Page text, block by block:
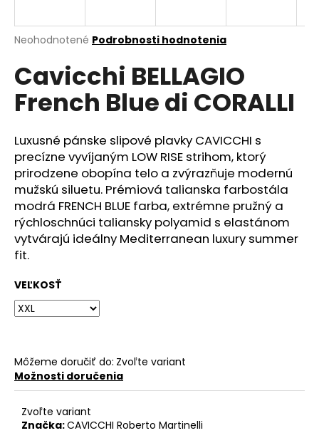
Priemerné
produktu
je
0,0
hviezdičiek.
Neohodnotené Podrobnosti hodnotenia
Cavicchi BELLAGIO
French Blue di CORALLI
Luxusné pánske slipové plavky CAVICCHI s
precízne vyvíjaným LOW RISE strihom, ktorý
prirodzene obopína telo a zvýrazňuje modernú
mužskú siluetu. Prémiová talianska farbostála
modrá FRENCH BLUE farba, extrémne pružný a
rýchloschnúci taliansky polyamid s elastánom
vytvárajú ideálny Mediterranean luxury summer
fit.
VEĽKOSŤ
Môžeme doručiť do: Zvoľte variant
Možnosti doručenia
Zvoľte variant
Značka:CAVICCHI Roberto Martinelli
j
ť
?
HĽADAŤ
O
d
p
r
ú
č
m
e